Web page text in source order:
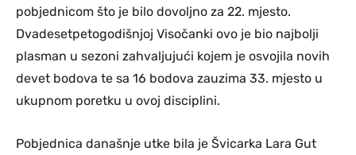
pobjednicom što je bilo dovoljno za 22. mjesto.
Dvadesetpetogodišnjoj Visočanki ovo je bio najbolji
plasman u sezoni zahvaljujući kojem je osvojila novih
devet bodova te sa 16 bodova zauzima 33. mjesto u
ukupnom poretku u ovoj disciplini.
Pobjednica današnje utke bila je Švicarka Lara Gut